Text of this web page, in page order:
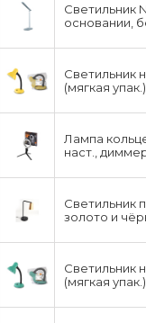
Светильник
основании,
Светильник
(мягкая
Лампа
наст.,
Светильник
золото и
Светильник
(мягкая